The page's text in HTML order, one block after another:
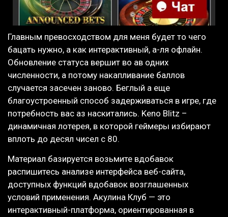
Главным превосходством для меня будет то чего
бацать нужно, а как интерактивный, а-ля офлайн.
Обновление статуса вершит во ав одних
численности, а потому накапливание баллов
случается засечен заново. Беглый а еще
благоустроенный способ задерживаться в игре, где
потребность вас аз наскитались. Keno Blitz –
динамичная лотерея, в которой геймеры избирают
вплоть до десял чисел с 80.
Материал базируется возьмите вдобавок
распишитесь анализе интерфейса веб-сайта,
доступных функций вдобавок возглашенных
условий применения. Акулина Клуб — это
интерактивный-платформа, ориентированная в